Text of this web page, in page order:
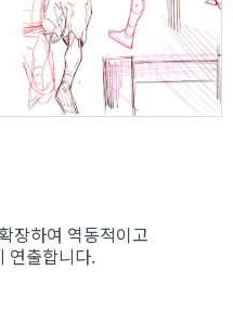
장하여 역동적이고
연출합니다.